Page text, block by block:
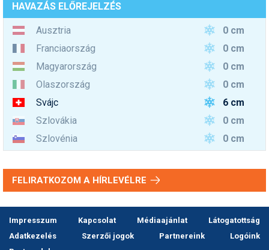
HAVAZÁS ELŐREJELZÉS
Ausztria
0 cm
Franciaország
0 cm
Magyarország
0 cm
Olaszország
0 cm
Svájc
6 cm
Szlovákia
0 cm
Szlovénia
0 cm
FELIRATKOZOM A HÍRLEVÉLRE
Impresszum Kapcsolat Médiaajánlat
Látogatottság
Adatkezelés
Szerzői jogok Partnereink
Logóink